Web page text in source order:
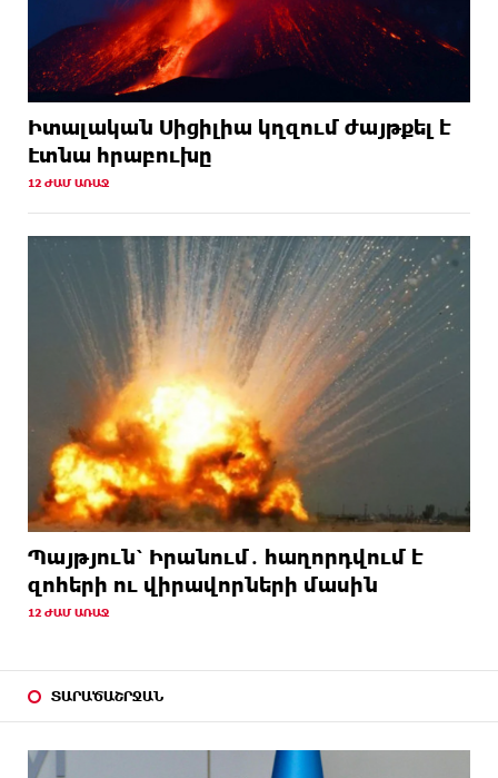
Իտալական Սիցիլիա կղզում ժայթքել է
Էտնա հրաբուխը
12 ԺԱՄ ԱՌԱՋ
Պայթյուն՝ Իրանում․ հաղորդվում է
զոհերի ու վիրավորների մասին
12 ԺԱՄ ԱՌԱՋ
ՏԱՐԱԾԱՇՐՋԱՆ